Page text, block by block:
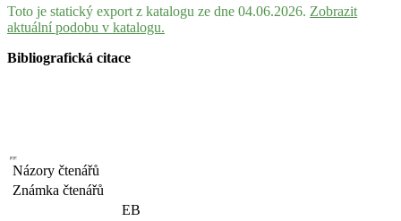
Toto je statický export z katalogu ze dne 04.06.2026. Zobrazit
aktuální podobu v katalogu.
Bibliografická citace
Názory čtenářů
Známka čtenářů
EB